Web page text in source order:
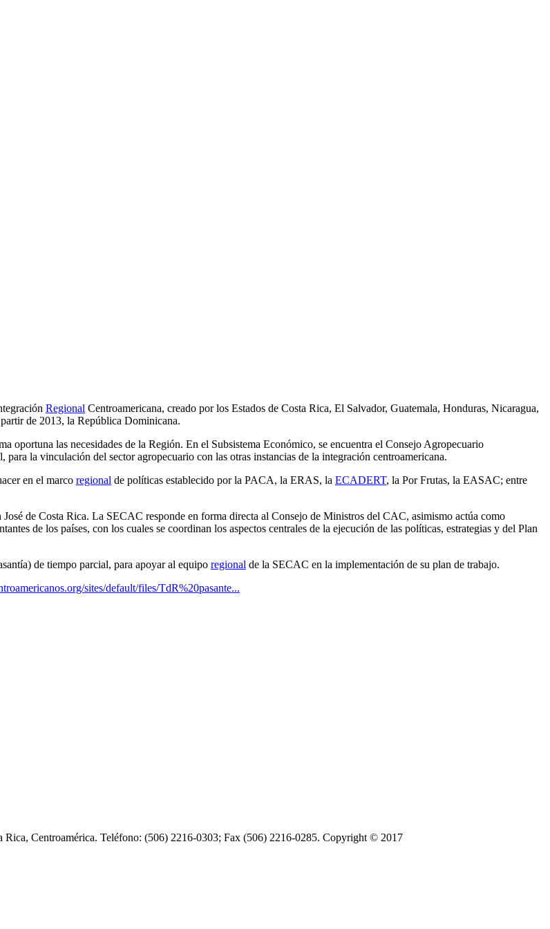
Regional Centroamericana, creado por los Estados de Costa Rica, El Salvador, Guatemala, Honduras, Nicaragua,
de 2013, la República Dominicana.
oportuna las necesidades de la Región. En el Subsistema Económico, se encuentra el Consejo Agropecuario
la vinculación del sector agropecuario con las otras instancias de la integración centroamericana.
en el marco regional de políticas establecido por la PACA, la ERAS, la ECADERT, la Por Frutas, la EASAC; entre
de Costa Rica. La SECAC responde en forma directa al Consejo de Ministros del CAC, asimismo actúa como
de los países, con los cuales se coordinan los aspectos centrales de la ejecución de las políticas, estrategias y del Plan
de tiempo parcial, para apoyar al equipo regional de la SECAC en la implementación de su plan de trabajo.
sites/default/files/TdR%20pasante...
Rica, Centroamérica. Teléfono: (506) 2216-0303; Fax (506) 2216-0285. Copyright © 2017